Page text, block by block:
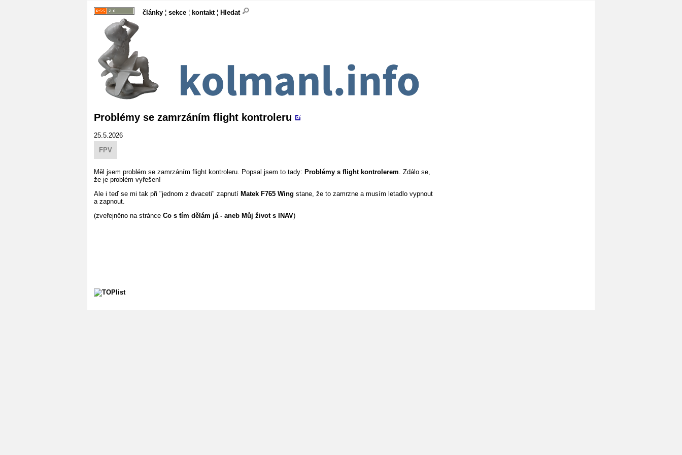
články ¦ sekce ¦ kontakt¦ Hledat
Problémy se zamrzáním flight kontroleru
25.5.2026
FPV
Měl jsem problém se zamrzáním flight kontroleru. Popsal jsem to tady: Problémy s flight kontrolerem . Zdálo se,
že je problém vyřešen!
Ale i teď se mi tak při "jednom z dvaceti" zapnutí Matek F765 Wing stane, že to zamrzne a musím letadlo vypnout
a zapnout.
(zveřejněno na stránce Co s tím dělám já - aneb Můj život s INAV)